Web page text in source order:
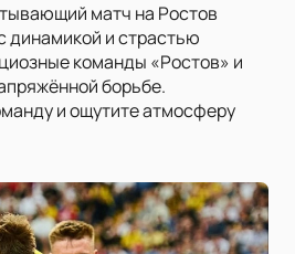
матч на Ростов
динамикой и страстью
команды «Ростов» и
борьбе.
и ощутите атмосферу